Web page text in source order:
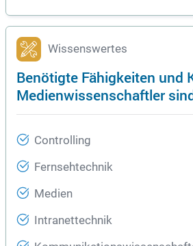
Wissenswertes
Benötigte Fähigkeiten und
Medienwissenschaftler
Controlling
Fernsehtechnik
Medien
Intranettechnik